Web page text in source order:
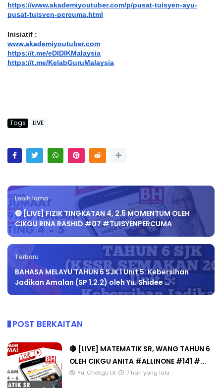
https://www.akademiyoutuber.com/p/pusat-tuisyen-ayu-
pusat-tuisyen-percuma.html
Inisiatif :
www.akademiyoutuber.com
https://t.me/eDIDIKMalaysia
https://t.me/KelabGuruMalaysia
Tags LIVE
Lebih lama
🔴 [LIVE] FIZIK TINGKATAN 4, 2.5 MOMENTUM OLEH
CIKGU RINA RASHID #07 #TUISYENPERCUMA
Terbaru
BAHASA MELAYU TAHUN 6 SJK l Unit 5: Kebersihan
Jadikan Amalan (SP 1.2.2) oleh Yu. Shidee …
POST BERKAITAN
🔴 [LIVE] MATEMATIK SR, WANG TAHUN 6
OLEH CIKGU ANITA #ALLINONE #141 #...
Yu. Chekgu LK 7 hari yang lalu